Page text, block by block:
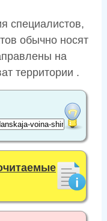
специалистов,
обычно носят
на
территории .